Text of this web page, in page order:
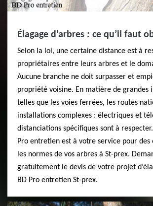
Élagage d’arbres : ce qu’il faut
Selon la loi, une certaine distance est à
propriétaires entre leurs arbres et le
Aucune branche ne doit surpasser et
propriété voisine. En matière de grandes
telles que les voies ferrées, les routes
installations complexes : électriques et
distanciations spécifiques sont à respecter.
Pro entretien est à votre service pour des
les normes de vos arbres à St-prex.
gratuitement le devis de votre projet
BD Pro entretien St-prex.